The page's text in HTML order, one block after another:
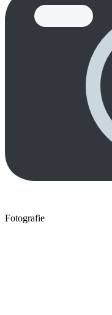
Fotografie